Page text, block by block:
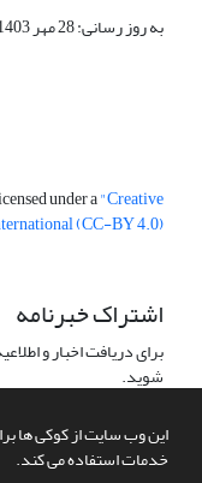
این وب سایت از کوکی ها
خدمات استفاده می کند.
به روز رسانی: 28 مهر 1403
under a"Creative
(CC-BY 4.0)"
اشتراک خبرنامه
برای دریافت اخبار و
شوید.